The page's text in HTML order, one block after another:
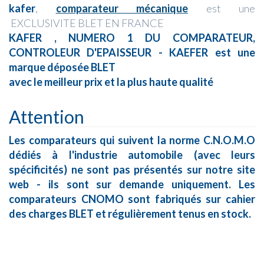
kafer, comparateur mécanique est une
EXCLUSIVITE BLET EN FRANCE
KAFER , NUMERO 1 DU COMPARATEUR,
CONTROLEUR D'EPAISSEUR - KAEFER est une
marque déposée BLET
avec le meilleur prix et la plus haute qualité
Attention
Les comparateurs qui suivent la norme C.N.O.M.O
dédiés à l'industrie automobile (avec leurs
spécificités) ne sont pas présentés sur notre site
web - ils sont sur demande uniquement. Les
comparateurs CNOMO sont fabriqués sur cahier
des charges BLET et régulièrement tenus en stock.